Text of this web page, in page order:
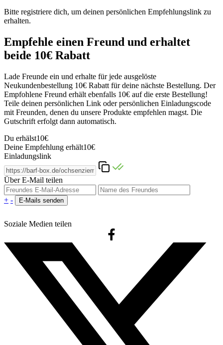
Bitte registriere dich, um deinen persönlichen Empfehlungslink zu
erhalten.
Empfehle einen Freund und erhaltet
beide 10€ Rabatt
Lade Freunde ein und erhalte für jede ausgelöste
Neukundenbestellung 10€ Rabatt für deine nächste Bestellung. Der
Empfohlene Freund erhält ebenfalls 10€ auf die erste Bestellung!
Teile deinen persönlichen Link oder persönlichen Einladungscode
mit Freunden, denen du unsere Produkte empfehlen magst. Die
Gutschrift erfolgt dann automatisch.
Du erhälst10€
Deine Empfehlung erhält10€
Einladungslink
Über E-Mail teilen
+ -
Soziale Medien teilen